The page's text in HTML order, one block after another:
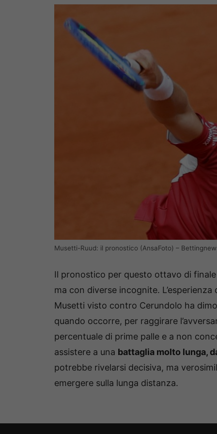
Musetti-Ruud: il pronostico (AnsaFoto) –
Il pronostico per questo ottavo di
ma con diverse incognite.
Musetti visto contro Cerundolo ha
quando occorre, per raggirare
percentuale di prime palle e a non
assistere a una battaglia molto lunga,
potrebbe rivelarsi decisiva, ma
emergere sulla lunga distanza.